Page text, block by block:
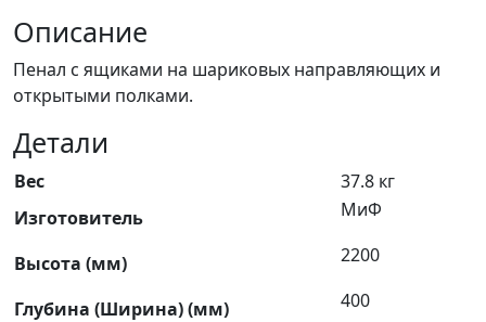
Описание
Пенал с ящиками на шариковых направляющих и
открытыми полками.
Детали
Вес
37.8 кг
Изготовитель
МиФ
Высота (мм) 2200
Глубина (Ширина) (мм) 400